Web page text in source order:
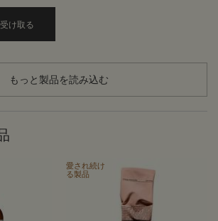
け取る
もっと製品を読み込む
愛され続け
る製品